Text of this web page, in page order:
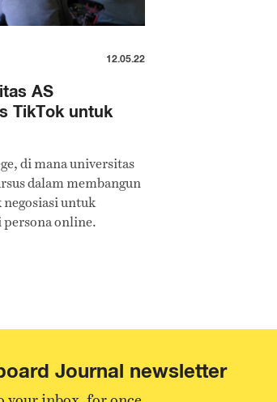
12.05.22
AS
TikTok untuk
di mana universitas
dalam membangun
untuk
persona online.
Journal newsletter